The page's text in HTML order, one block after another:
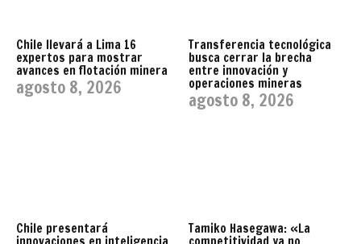
Chile llevará a Lima 16
expertos para mostrar
avances en flotación minera
agosto 8, 2026
Transferencia tecnológica
busca cerrar la brecha
entre innovación y
operaciones mineras
agosto 8, 2026
Chile presentará Tamiko Hasegawa: «La